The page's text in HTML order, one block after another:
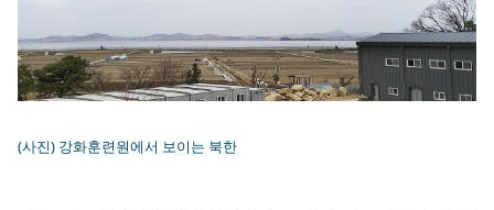
(사진) 강화훈련원에서 보이는 북한